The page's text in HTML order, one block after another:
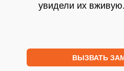
увидели их вживую.
ВЫЗВАТЬ